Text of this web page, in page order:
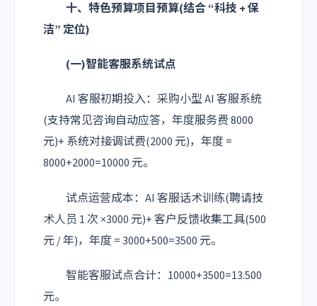
十、特色预算项目预算(结合 “科技 + 保
洁” 定位)
(一)智能客服系统试点
AI 客服初期投入：采购小型 AI 客服系统
(支持常见咨询自动应答，年度服务费 8000
元)+ 系统对接调试费(2000 元)，年度 =
8000+2000=10000 元。
试点运营成本：AI 客服话术训练(聘请技
术人员 1 次 ×3000 元)+ 客户反馈收集工具(500
元 / 年)，年度 = 3000+500=3500 元。
智能客服试点合计：10000+3500=13.500
元。